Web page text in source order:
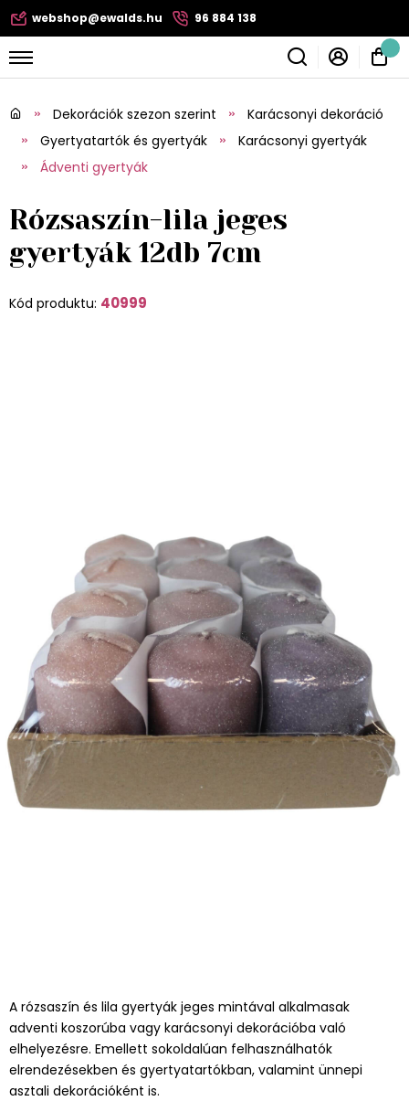
webshop@ewalds.hu 96 884 138
Dekorációk szezon szerint
Karácsonyi dekoráció
Gyertyatartók és gyertyák
Karácsonyi gyertyák
Ádventi gyertyák
Rózsaszín-lila jeges
gyertyák 12db 7cm
Kód produktu: 40999
A rózsaszín és lila gyertyák jeges mintával alkalmasak
adventi koszorúba vagy karácsonyi dekorációba való
elhelyezésre. Emellett sokoldalúan felhasználhatók
elrendezésekben és gyertyatartókban, valamint ünnepi
asztali dekorációként is.